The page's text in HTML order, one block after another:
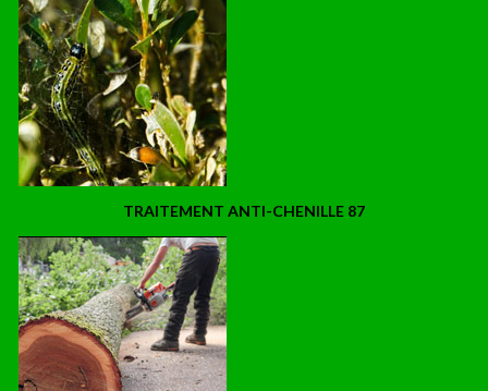
TRAITEMENT ANTI-CHENILLE 87